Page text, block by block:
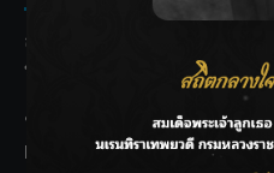
ลุยไม่หยุด!! กรมชลฯ เร่งเคลียร์
ทั่วไทย
“BILLKIN” สร้างความภาคภูมิใจ
Malaysia พร้อมโชว์สุดประทับใจ